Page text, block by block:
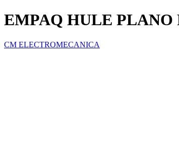
EMPAQ HULE PLANO
CM ELECTROMECANICA